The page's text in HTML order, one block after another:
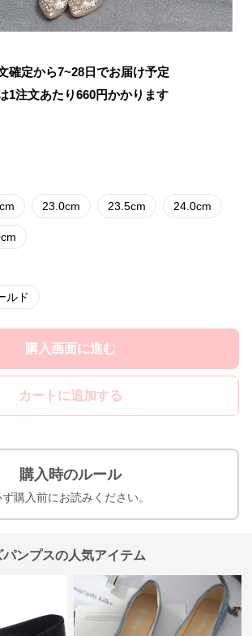
確定から7~28日でお届け予定
1注文あたり660円かかります
23.0cm 23.5cm 24.0cm
ルド
購入画面に進む
カートに追加する
購入時のルール
ず購入前にお読みください。
ンプスの人気アイテム